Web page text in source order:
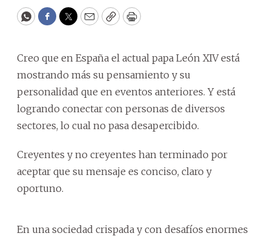
WhatsApp
Facebook
Twitter
EmailCopyPrint
Creo que en España el actual papa León XIV está
mostrando más su pensamiento y su
personalidad que en eventos anteriores. Y está
logrando conectar con personas de diversos
sectores, lo cual no pasa desapercibido.
Creyentes y no creyentes han terminado por
aceptar que su mensaje es conciso, claro y
oportuno.
En una sociedad crispada y con desafíos enormes